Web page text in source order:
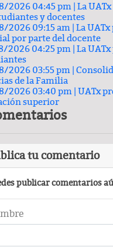
2026 04:45 pm | La
y docentes
2026 09:15 am | La
por parte del docente
2026 04:25 pm | La
2026 03:55 pm |
de la Familia
2026 03:40 pm | UATx
superior
tu comentario
publicar comentarios